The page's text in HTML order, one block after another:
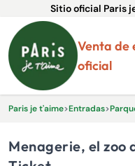
Sitio oficial Paris
Venta de entradas
oficial
Paris je t'aime>Entradas>
Menagerie, el zoo del Jardin des Plantes